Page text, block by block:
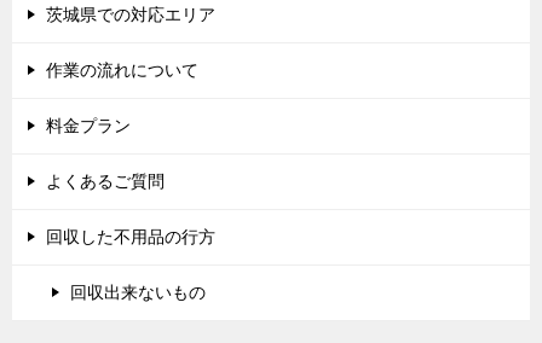
茨城県での対応エリア
作業の流れについて
料金プラン
よくあるご質問
回収した不用品の行方
回収出来ないもの